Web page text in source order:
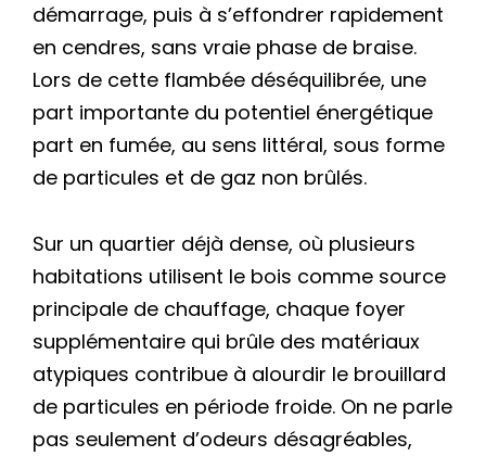
démarrage, puis à s’effondrer rapidement
en cendres, sans vraie phase de braise.
Lors de cette flambée déséquilibrée, une
part importante du potentiel énergétique
part en fumée, au sens littéral, sous forme
de particules et de gaz non brûlés.
Sur un quartier déjà dense, où plusieurs
habitations utilisent le bois comme source
principale de chauffage, chaque foyer
supplémentaire qui brûle des matériaux
atypiques contribue à alourdir le brouillard
de particules en période froide. On ne parle
pas seulement d’odeurs désagréables,